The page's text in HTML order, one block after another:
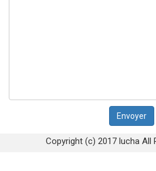
Copyright (c) 2017 lucha All